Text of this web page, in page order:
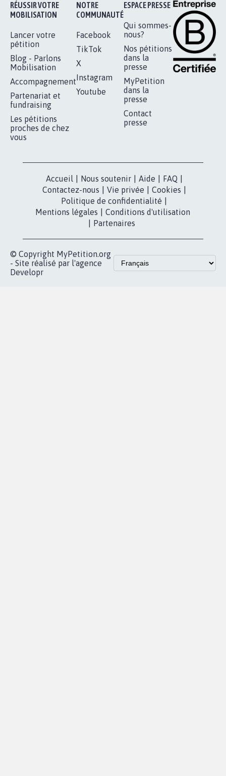
RÉUSSIR VOTRE
MOBILISATION
Lancer votre
pétition
Blog - Parlons
Mobilisation
Accompagnement
Partenariat et
fundraising
Les pétitions
proches de chez
vous
NOTRE
COMMUNAUTÉ
Facebook
TikTok
X
Instagram
Youtube
ESPACE PRESSE
Qui sommes-
nous?
Nos pétitions
dans la
presse
MyPetition
dans la
presse
Contact
presse
Accueil Nous soutenir Aide FAQ
Contactez-nous
Vie privée Cookies
Politique de confidentialité
Mentions légales
Conditions d'utilisation
Partenaires
© Copyright MyPetition.org
- Site réalisé par l'agence
Developr